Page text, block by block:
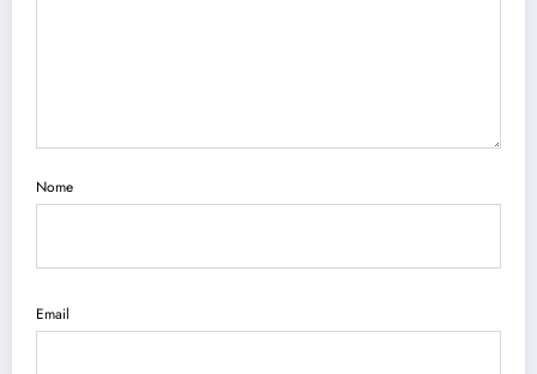
Nome
Email